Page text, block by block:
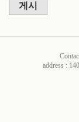
게시
address :